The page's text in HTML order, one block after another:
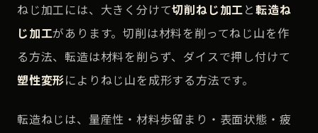
ねじ加工には、大きく分けて切削ねじ加工と転造ね
じ加工があります。切削は材料を削ってねじ山を作
る方法、転造は材料を削らず、ダイスで押し付けて
塑性変形によりねじ山を成形する方法です。
転造ねじは、量産性・材料歩留まり・表面状態・疲